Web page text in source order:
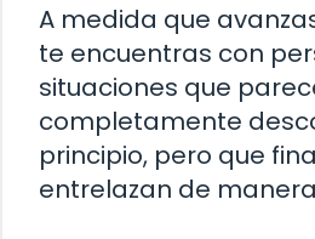
A medida que
te encuentras con
situaciones que
completamente
principio, pero que
entrelazan de